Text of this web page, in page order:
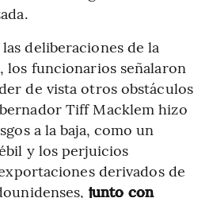
deliberaciones de la
los funcionarios señalaron
de vista otros obstáculos
Tiff Macklem hizo
a la baja, como un
y los perjuicios
derivados de
junto con